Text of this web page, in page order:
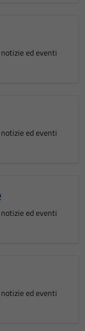
ed eventi
ed eventi
ed eventi
ed eventi